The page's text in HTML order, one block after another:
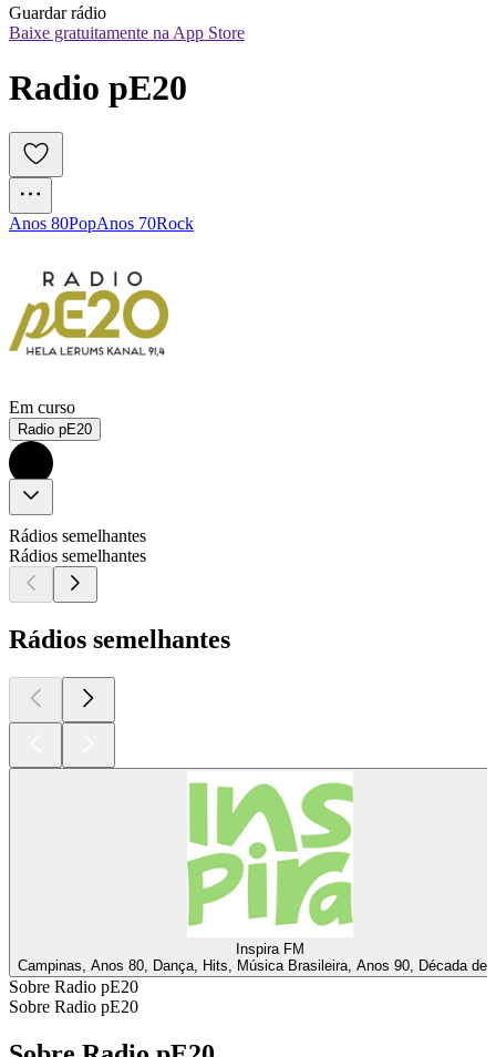
Guardar rádio
Baixe gratuitamente na App Store
Radio pE20
Anos 80PopAnos 70Rock
Em curso
Radio pE20
Rádios semelhantes
Rádios semelhantes
Rádios semelhantes
Inspira FM
Campinas, Anos 80, Dança, Hits, Música Brasileira, Anos 90, Década de
Sobre Radio pE20
Sobre Radio pE20